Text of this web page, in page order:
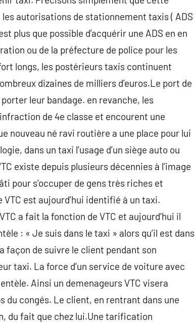
autorisations de stationnement taxis ( ADS
plus que possible d’acquérir une ADS en en
ou de la préfecture de police pour les
longs, les postérieurs taxis continuent
dizaines de milliers d’euros.Le port de
leur bandage. en revanche, les
de 4e classe et encourent une
nouveau né ravi routière a une place pour lui
dans un taxi l’usage d’un siège auto ou
existe depuis plusieurs décennies à l’image
pour s’occuper de gens très riches et
VTC est aujourd’hui identifié à un taxi.
a fait la fonction de VTC et aujourd’hui il
: « Je suis dans le taxi » alors qu’il est dans
façon de suivre le client pendant son
taxi. La force d’un service de voiture avec
Ainsi un demenageurs VTC visera
du congés. Le client, en rentrant dans une
du fait que chez lui.Une tarification